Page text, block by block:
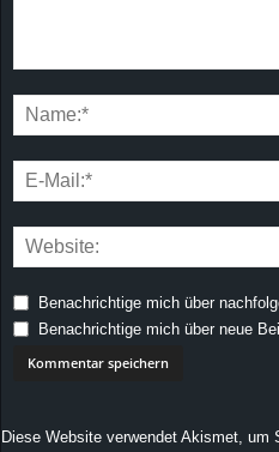
Benachrichtige mich über
Benachrichtige mich über neue
Diese Website verwendet Akismet, um